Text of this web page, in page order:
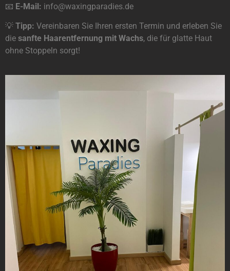
📧 E-Mail: info@waxingparadies.de
💡 Tipp: Vereinbaren Sie Ihren ersten Termin und erleben Sie
die sanfte Haarentfernung mit Wachs, die für glatte Haut
ohne Stoppeln sorgt!